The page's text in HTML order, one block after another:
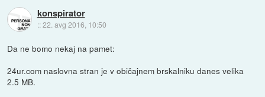
konspirator
::22. avg 2016, 10:50
Da ne bomo nekaj na pamet:
24ur.com naslovna stran je v običajnem brskalniku danes velika
2.5 MB.